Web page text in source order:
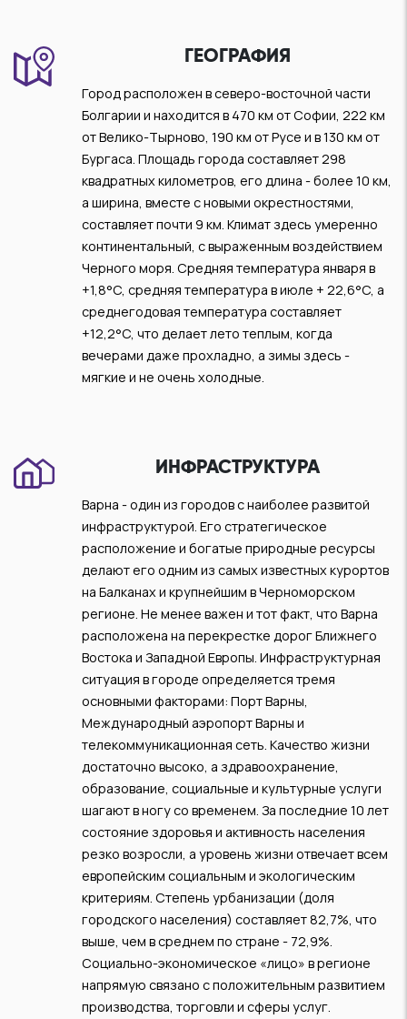
ГЕОГРАФИЯ
Город расположен в северо-восточной части
Болгарии и находится в 470 км от Софии, 222 км
от Велико-Тырново, 190 км от Русе и в 130 км от
Бургаса. Площадь города составляет 298
квадратных километров, его длина - более 10 км,
а ширина, вместе с новыми окрестностями,
составляет почти 9 км. Климат здесь умеренно
континентальный, с выраженным воздействием
Черного моря. Средняя температура января в
+1,8°C, средняя температура в июле + 22,6°C, а
среднегодовая температура составляет
+12,2°C, что делает лето теплым, когда
вечерами даже прохладно, а зимы здесь -
мягкие и не очень холодные.
ИНФРАСТРУКТУРА
Варна - один из городов с наиболее развитой
инфраструктурой. Его стратегическое
расположение и богатые природные ресурсы
делают его одним из самых известных курортов
на Балканах и крупнейшим в Черноморском
регионе. Не менее важен и тот факт, что Варна
расположена на перекрестке дорог Ближнего
Востока и Западной Европы. Инфраструктурная
ситуация в городе определяется тремя
основными факторами: Порт Варны,
Международный аэропорт Варны и
телекоммуникационная сеть. Качество жизни
достаточно высоко, а здравоохранение,
образование, социальные и культурные услуги
шагают в ногу со временем. За последние 10 лет
состояние здоровья и активность населения
резко возросли, а уровень жизни отвечает всем
европейским социальным и экологическим
критериям. Степень урбанизации (доля
городского населения) составляет 82,7%, что
выше, чем в среднем по стране - 72,9%.
Социально-экономическое «лицо» в регионе
напрямую связано с положительным развитием
производства, торговли и сферы услуг.